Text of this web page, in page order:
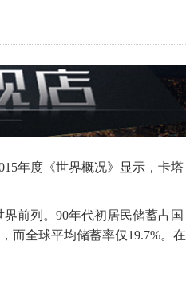
年度《世界概况》显示，卡塔
前列。90年代初居民储蓄占国
而全球平均储蓄率仅19.7%。在